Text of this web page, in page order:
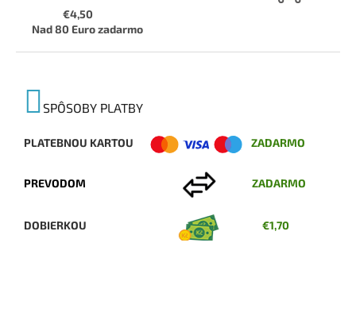
€4,50
Nad 80 Euro zadarmo
SPÔSOBY PLATBY
PLATEBNOU KARTOU ZADARMO
PREVODOM ZADARMO
DOBIERKOU €1,70